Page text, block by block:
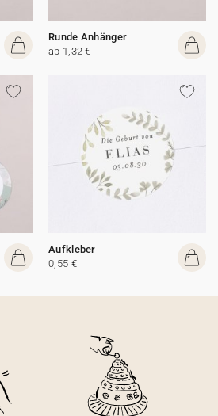
Runde Anhänger
ab 1,32 €
Aufkleber
0,55 €